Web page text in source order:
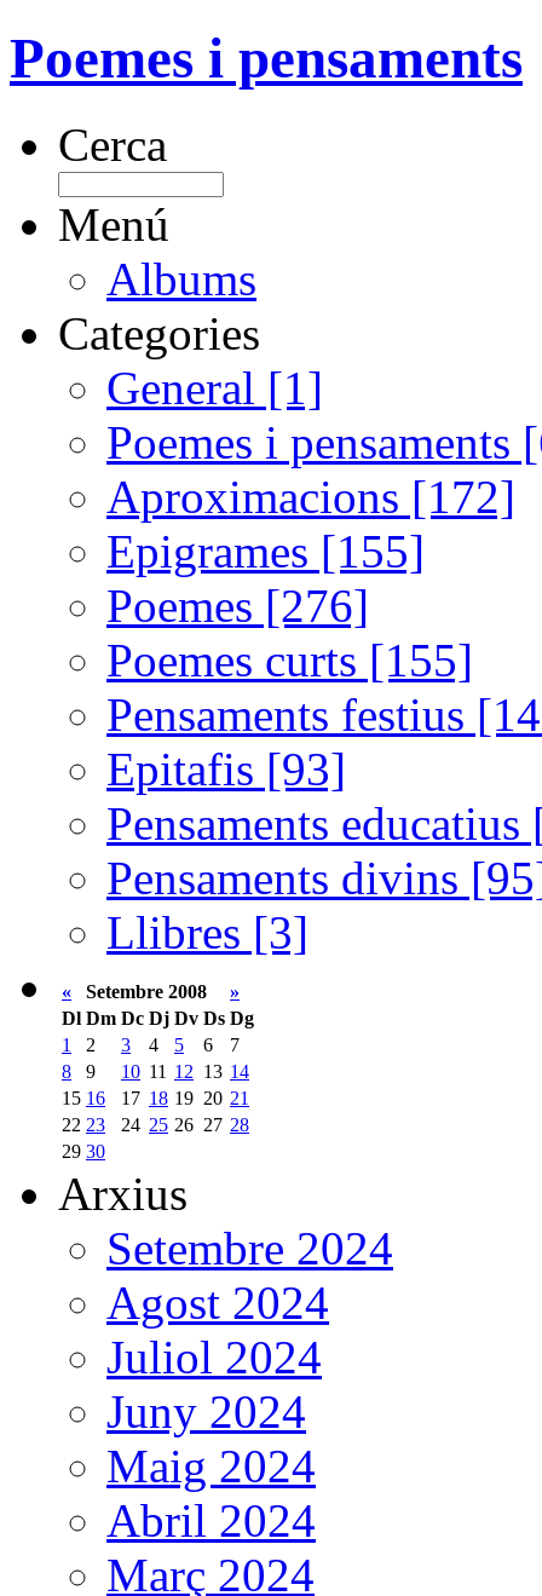
Poemes i pensaments
Cerca
Menú
Albums
Categories
General [1]
Poemes i pensaments
Aproximacions [172]
Epigrames [155]
Poemes [276]
Poemes curts [155]
Pensaments festius
Epitafis [93]
Pensaments
Pensaments divins
Llibres [3]
« Setembre 2008
»
Dl Dm Dc Dj Dv Ds Dg
1
2 3 4 5 6
7
8
9 10 11 12 13 14
15 16 17 18 19 20 21
22 23 24 25 26 27 28
29 30
Arxius
Setembre 2024
Agost 2024
Juliol 2024
Juny 2024
Maig 2024
Abril 2024
Març 2024